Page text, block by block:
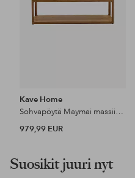
Kave Home
Sohvapöytä Maymai massiivitammea, 140 x 70 cm
979,99 EUR
Suosikit juuri nyt